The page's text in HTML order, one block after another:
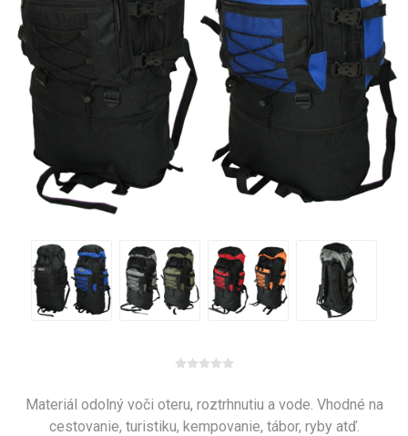
Materiál odolný voči oteru, roztrhnutiu a vode. Vhodné na
cestovanie, turistiku, kempovanie, tábor, ryby atď.